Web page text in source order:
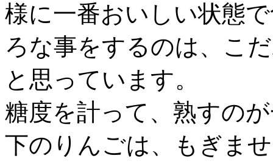
様に一番おいしい状態
ろな事をするのは、こ
と思っています。
糖度を計って、熟すの
下のりんごは、もぎま